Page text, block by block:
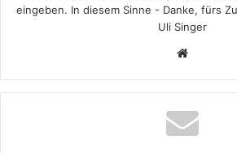
eingeben. In diesem Sinne - Danke, fürs
Uli Singer